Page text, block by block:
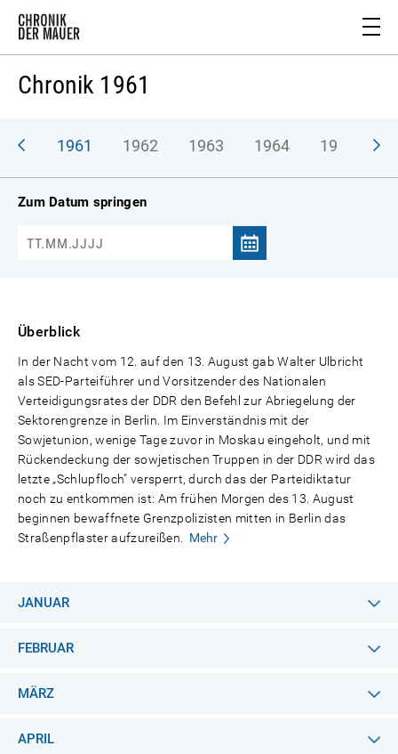
Chronik 1961
1961 1962 1963 1964 1965
Zum Datum springen
Überblick
In der Nacht vom 12. auf den 13. August gab Walter Ulbricht
als SED-Parteiführer und Vorsitzender des Nationalen
Verteidigungsrates der DDR den Befehl zur Abriegelung der
Sektorengrenze in Berlin. Im Einverständnis mit der
Sowjetunion, wenige Tage zuvor in Moskau eingeholt, und mit
Rückendeckung der sowjetischen Truppen in der DDR wird das
letzte „Schlupfloch" versperrt, durch das der Parteidiktatur
noch zu entkommen ist: Am frühen Morgen des 13. August
beginnen bewaffnete Grenzpolizisten mitten in Berlin das
Straßenpflaster aufzureißen.
Mehr
JANUAR
FEBRUAR
MÄRZ
APRIL